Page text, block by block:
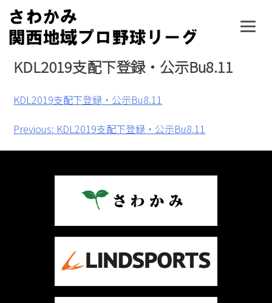
Skip
content
KDL2019支配下登録・公示Bu8.11
KDL2019支配下登録・公示Bu8.11
投
稿
Previous: KDL2019支配下登録・公示Bu8.11